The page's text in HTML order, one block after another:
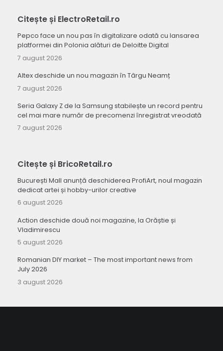
Citește și ElectroRetail.ro
Pepco face un nou pas în digitalizare odată cu lansarea
platformei din Polonia alături de Deloitte Digital
7 august 2026
Altex deschide un nou magazin în Târgu Neamț
7 august 2026
Seria Galaxy Z de la Samsung stabilește un record pentru
cel mai mare număr de precomenzi înregistrat vreodată
7 august 2026
Citește și BricoRetail.ro
București Mall anunță deschiderea ProfiArt, noul magazin
dedicat artei și hobby-urilor creative
6 august 2026
Action deschide două noi magazine, la Orăștie și
Vladimirescu
5 august 2026
Romanian DIY market – The most important news from
July 2026
3 august 2026